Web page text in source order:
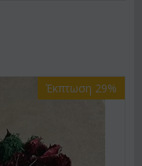
Έκπτωση 29%